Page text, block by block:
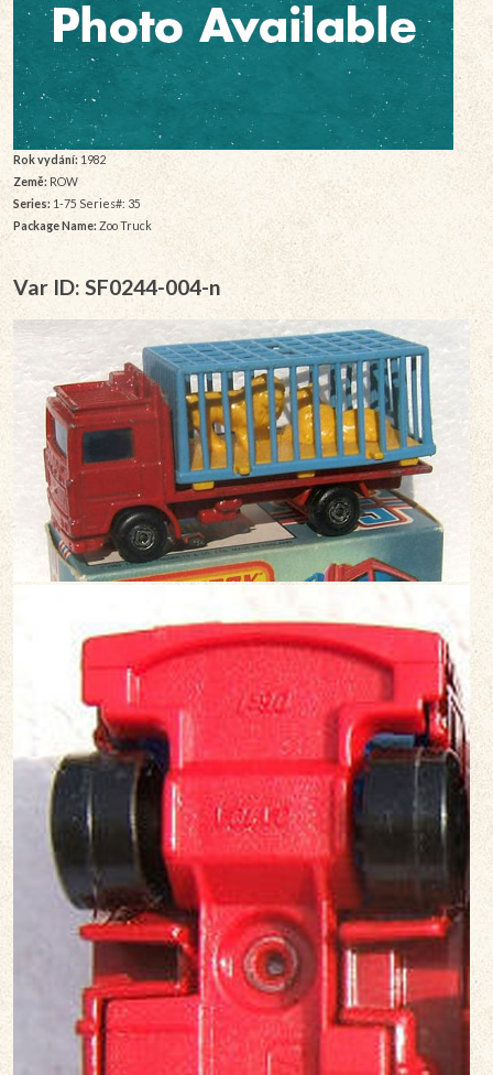
Rok vydání: 1982
Země:ROW
Series: 1-75 Series#: 35
Package Name:Zoo Truck
Var ID: SF0244-004-n